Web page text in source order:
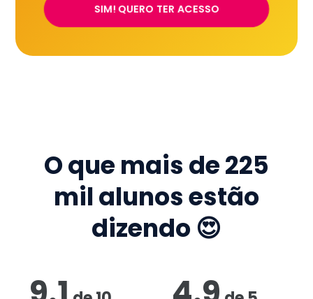
SIM! QUERO TER ACESSO
O que mais de225
mil alunos estão
dizendo 😍